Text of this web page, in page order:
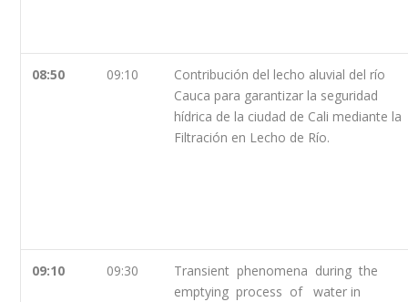
08:50 09:10
Contribución del lecho aluvial del río
Cauca para garantizar la seguridad
hídrica de la ciudad de Cali mediante la
Filtración en Lecho de Río.
09:10 09:30
Transient phenomena during the
emptying process of water in